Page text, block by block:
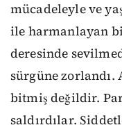
mücadeleyle ve
ile harmanlayan
deresinde
sürgüne zorlandı.
bitmiş değildir.
saldırdılar.